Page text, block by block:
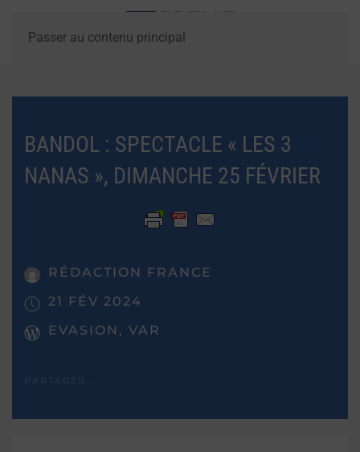
Passer au contenu principal
BANDOL : SPECTACLE « LES 3
NANAS », DIMANCHE 25 FÉVRIER
RÉDACTION FRANCE
21 FÉV 2024
EVASION, VAR